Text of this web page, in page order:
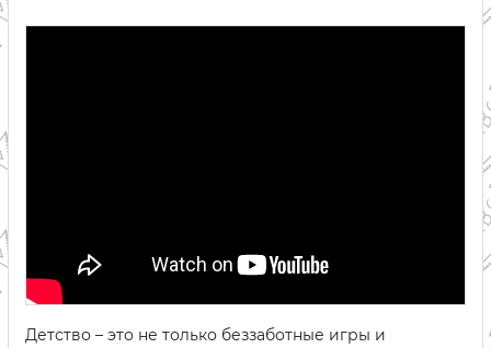
Детство – это не только беззаботные игры и